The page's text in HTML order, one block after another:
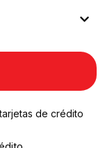
de crédito